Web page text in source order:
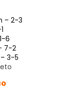
– 2-3
6
7-2
3-5